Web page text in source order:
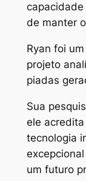
de manter
Ryan foi
projeto
piadas
Sua
ele
tecnologia
um futuro